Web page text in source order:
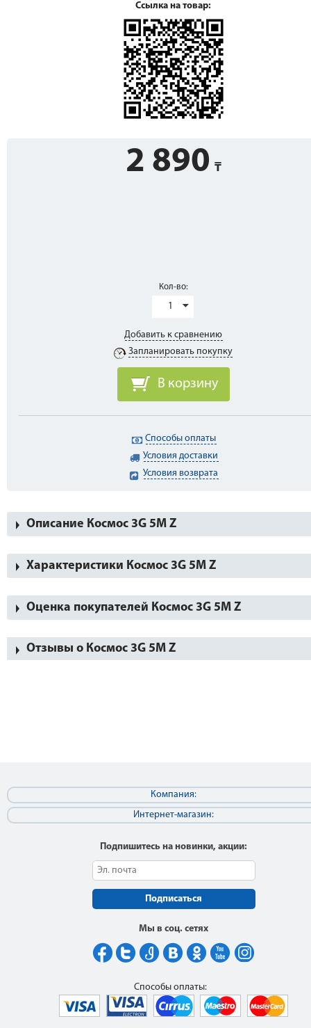
Ссылка на товар:
2 890
Кол-во:
1
Добавить к сравнению
Запланировать покупку
В корзину
Способы оплаты
Условия доставки
Условия возврата
Описание Космос 3G 5М Z
Характеристики Космос 3G 5М Z
Оценка покупателей Космос 3G 5М Z
Отзывы о Космос 3G 5М Z
Компания:
Интернет-магазин:
Подпишитесь на новинки, акции:
Подписаться
Мы в соц. сетях
Способы оплаты: